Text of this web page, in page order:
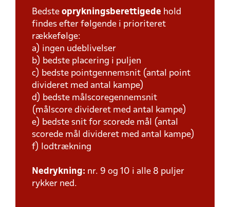
Bedste oprykningsberettigede hold
findes efter følgende i prioriteret
rækkefølge:
a) ingen udeblivelser
b) bedste placering i puljen
c) bedste pointgennemsnit (antal point
divideret med antal kampe)
d) bedste målscoregennemsnit
(målscore divideret med antal kampe)
e) bedste snit for scorede mål (antal
scorede mål divideret med antal kampe)
f) lodtrækning
Nedrykning: nr. 9 og 10 i alle 8 puljer
rykker ned.